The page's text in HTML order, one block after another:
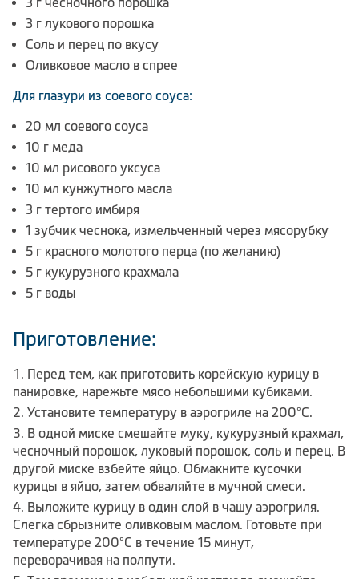
3 г лукового порошка
Соль и перец по вкусу
Оливковое масло в спрее
Для глазури из соевого соуса:
20 мл соевого соуса
10 г меда
10 мл рисового уксуса
10 мл кунжутного масла
3 г тертого имбиря
1 зубчик чеснока, измельченный через мясорубку
5 г красного молотого перца (по желанию)
5 г кукурузного крахмала
5 г воды
Приготовление:
Перед тем, как приготовить корейскую курицу в
панировке, нарежьте мясо небольшими кубиками.
Установите температуру в аэрогриле на 200°C.
В одной миске смешайте муку, кукурузный крахмал,
чесночный порошок, луковый порошок, соль и перец. В
другой миске взбейте яйцо. Обмакните кусочки
курицы в яйцо, затем обваляйте в мучной смеси.
Выложите курицу в один слой в чашу аэрогриля.
Слегка сбрызните оливковым маслом. Готовьте при
температуре 200°C в течение 15 минут,
переворачивая на полпути.